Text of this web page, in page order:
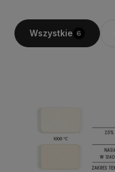
Wszystkie 6